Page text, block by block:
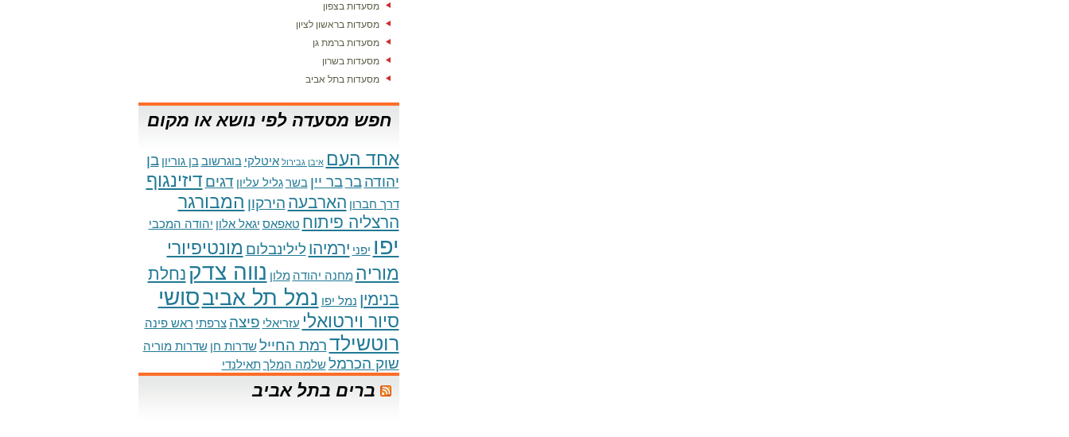
מסעדות בצפון
מסעדות בראשון לציון
מסעדות ברמת גן
מסעדות בשרון
מסעדות בתל אביב
חפש מסעדה לפי נושא או מקום
אחד העם איבן גבירול איטלקי בוגרשוב בן גוריון בן
יהודה ברבר יין בשר גליל עליון דגים דיזינגוף
דרך חברון הארבעה הירקון המבורגר
הרצליה פיתוח טאפאס יגאל אלון יהודה המכבי
יפו יפני ירמיהו לילינבלום מונטיפיורי
מוריה מחנה יהודה מלון נווה צדק נחלת
בנימין נמל יפו נמל תל אביבסושי
סיור וירטואלי עזריאלי פיצה צרפתי ראש פינה
רוטשילדרמת החייל שדרות חן שדרות מוריה
שוק הכרמל שלמה המלך תאילנדי
ברים בתל אביב